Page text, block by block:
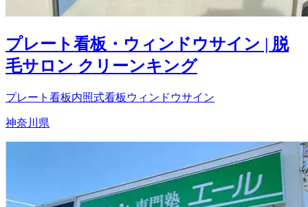
プレート看板・ウィンドウサイン | 脱
毛サロン クリーンキング
プレート看板内照式看板 ウィンドウサイン
神奈川県